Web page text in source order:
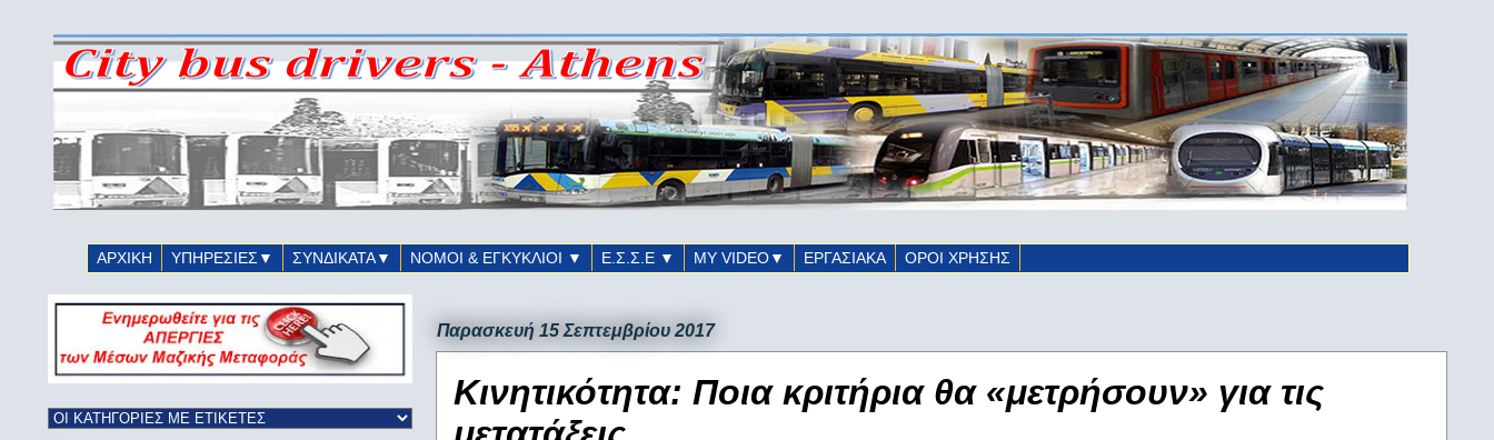
ΑΡΧΙΚΗ ΥΠΗΡΕΣΙΕΣ▼ ΣΥΝΔΙΚΑΤΑ▼ ΝΟΜΟΙ & ΕΓΚΥΚΛΙΟΙ ▼ Ε.Σ.Σ.Ε ▼ ΜΥ VIDEO▼ ΕΡΓΑΣΙΑΚΑ ΟΡΟΙ ΧΡΗΣΗΣ
Παρασκευή 15 Σεπτεμβρίου 2017
Κινητικότητα: Ποια κριτήρια θα «μετρήσουν» για τις